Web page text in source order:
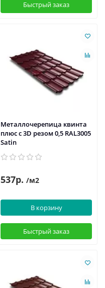
Быстрый заказ
Металлочерепица квинта
плюс c 3D резом 0,5 RAL3005
Satin
537р. /м2
В корзину
Быстрый заказ